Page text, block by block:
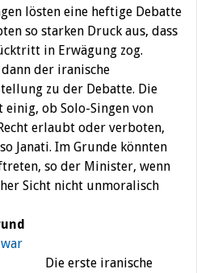
lösten eine heftige Debatte
so starken Druck aus, dass
in Erwägung zog.
der iranische
zu der Debatte. Die
einig, ob Solo-Singen von
erlaubt oder verboten,
Janati. Im Grunde könnten
so der Minister, wenn
Sicht nicht unmoralisch
Die erste iranische